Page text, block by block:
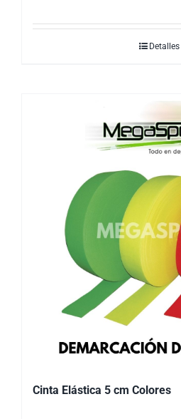
Detalles
Cinta Elástica 5 cm Colores